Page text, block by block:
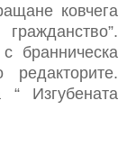
ковчега
бранническа
Изгубената